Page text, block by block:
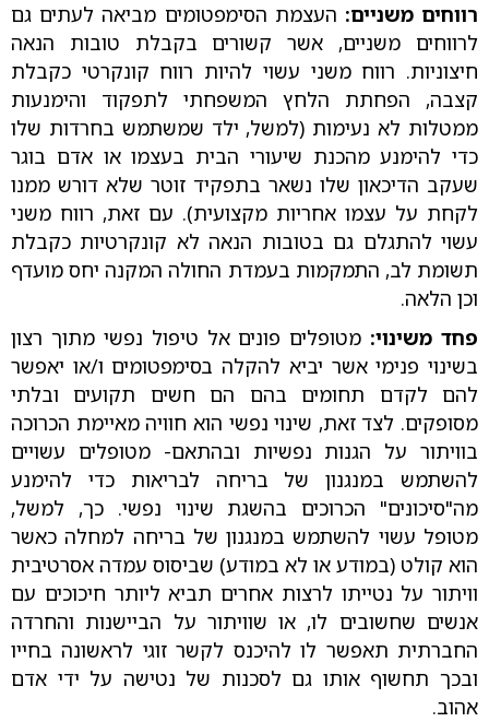
רווחים משניים: העצמת הסימפטומים מביאה לעתים גם
לרווחים משניים, אשר קשורים בקבלת טובות הנאה
חיצוניות. רווח משני עשוי להיות רווח קונקרטי כקבלת
קצבה, הפחתת הלחץ המשפחתי לתפקוד והימנעות
ממטלות לא נעימות (למשל, ילד שמשתמש בחרדות שלו
כדי להימנע מהכנת שיעורי הבית בעצמו או אדם בוגר
שעקב הדיכאון שלו נשאר בתפקיד זוטר שלא דורש ממנו
לקחת על עצמו אחריות מקצועית). עם זאת, רווח משני
עשוי להתגלם גם בטובות הנאה לא קונקרטיות כקבלת
תשומת לב, התמקמות בעמדת החולה המקנה יחס מועדף
וכן הלאה.
פחד משינוי: מטופלים פונים אל טיפול נפשי מתוך רצון
בשינוי פנימי אשר יביא להקלה בסימפטומים ו/או יאפשר
להם לקדם תחומים בהם הם חשים תקועים ובלתי
מסופקים. לצד זאת, שינוי נפשי הוא חוויה מאיימת הכרוכה
בוויתור על הגנות נפשיות ובהתאם- מטופלים עשויים
להשתמש במנגנון של בריחה לבריאות כדי להימנע
מה"סיכונים" הכרוכים בהשגת שינוי נפשי. כך, למשל,
מטופל עשוי להשתמש במנגנון של בריחה למחלה כאשר
הוא קולט (במודע או לא במודע) שביסוס עמדה אסרטיבית
וויתור על נטייתו לרצות אחרים תביא ליותר חיכוכים עם
אנשים שחשובים לו, או שוויתור על הביישנות והחרדה
החברתית תאפשר לו להיכנס לקשר זוגי לראשונה בחייו
ובכך תחשוף אותו גם לסכנות של נטישה על ידי אדם
אהוב.